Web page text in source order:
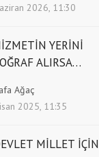
2026, 11:30
YERİNİ
ALIRSA…
Ağaç
2025, 11:35
MİLLET İÇİN